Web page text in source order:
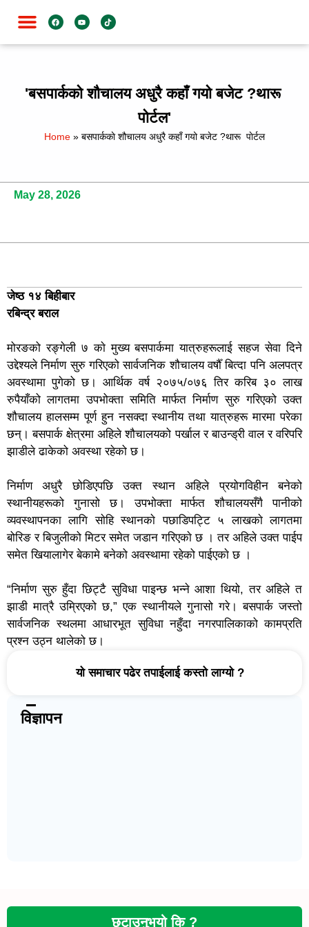
'बसपार्ककाे शौचालय अधुरै कहाँ गयो बजेट ?थारू
पाेर्टल'
Home » बसपार्ककाे शौचालय अधुरै कहाँ गयो बजेट ?थारू पाेर्टल
May 28, 2026
विज्ञापन
जेष्ठ १४ बिहीबार
रबिन्द्र बराल
मोरङको रङ्गेली ७ काे मुख्य बसपार्कमा यात्रुहरूलाई सहज सेवा दिने
उद्देश्यले निर्माण सुरु गरिएको सार्वजनिक शौचालय वर्षौँ बित्दा पनि अलपत्र
अवस्थामा पुगेको छ। आर्थिक वर्ष २०७५/०७६ तिर करिब ३० लाख
रुपैयाँको लागतमा उपभोक्ता समिति मार्फत निर्माण सुरु गरिएको उक्त
शौचालय हालसम्म पूर्ण हुन नसक्दा स्थानीय तथा यात्रुहरू मारमा परेका
छन्। बसपार्क क्षेत्रमा अहिले शौचालयको पर्खाल र बाउन्ड्री वाल र वरिपरि
झाडीले ढाकेको अवस्था रहेको छ।
निर्माण अधुरै छोडिएपछि उक्त स्थान अहिले प्रयोगविहीन बनेको
स्थानीयहरूको गुनासो छ। उपभोक्ता मार्फत शौचालयसँगै पानीको
व्यवस्थापनका लागि साेहि स्थानकाे पछाडिपट्टि ५ लाखकाे लागतमा
बोरिङ र बिजुलीको मिटर समेत जडान गरिएकाे छ । तर अहिले उक्त पाईप
समेत खियालागेर बेकामे बनेको अवस्थामा रहेको पाईएकाे छ ।
“निर्माण सुरु हुँदा छिट्टै सुविधा पाइन्छ भन्ने आशा थियो, तर अहिले त
झाडी मात्रै उम्रिएको छ,” एक स्थानीयले गुनासो गरे। बसपार्क जस्तो
सार्वजनिक स्थलमा आधारभूत सुविधा नहुँदा नगरपालिकाको कामप्रति
प्रश्न उठ्न थालेको छ।
यो समाचार पढेर तपाईलाई कस्तो लाग्यो ?
छुटाउनुभयो कि ?